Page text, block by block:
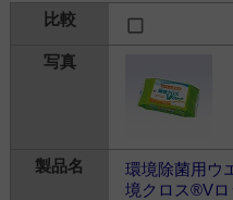
環境除菌用ウ
境クロス®Vロ